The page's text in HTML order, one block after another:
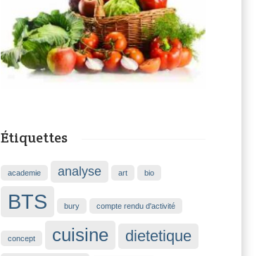
Étiquettes
academie analyse art bio
BTS bury compte rendu d'activité
concept cuisine
dietetique